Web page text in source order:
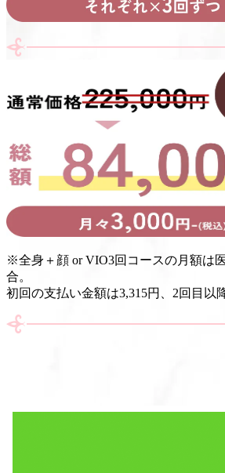
※全身＋顔 or VIO3回コースの月額は
合。
初回の支払い金額は3,315円、2回目以